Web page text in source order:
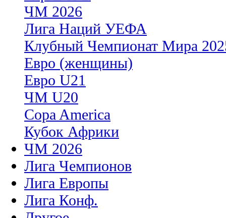
ЧМ 2026
Лига Наций УЕФА
Клубный Чемпионат Мира
Евро (женщины)
Евро U21
ЧМ U20
Copa America
Кубок Африки
ЧМ 2026
Лига Чемпионов
Лига Европы
Лига Конф.